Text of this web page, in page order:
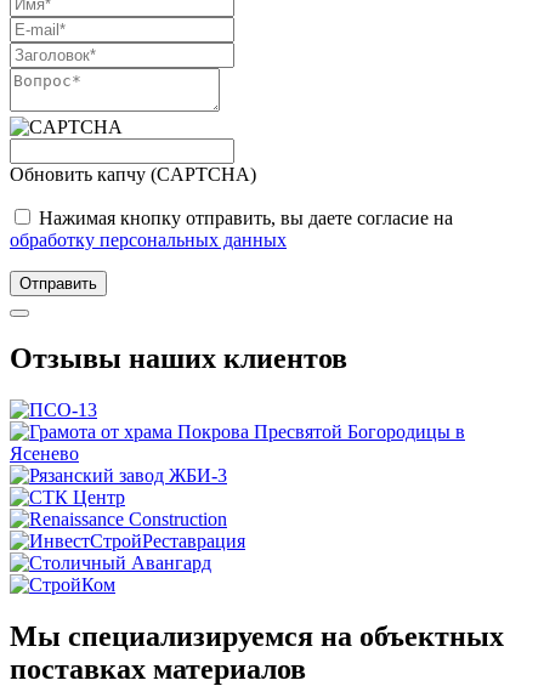
Обновить капчу (CAPTCHA)
Нажимая кнопку отправить, вы даете согласие на
обработку персональных данных
Отправить
Отзывы наших клиентов
Мы специализируемся на объектных
поставках материалов